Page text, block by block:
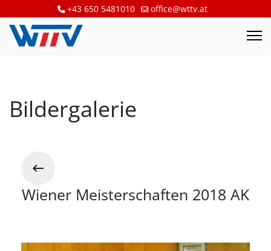
+43 650 5481010 office@wttv.at
Bildergalerie
Wiener Meisterschaften 2018 AK